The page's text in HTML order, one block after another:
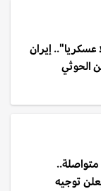
عسكريا".. إيران
الحوثي
13 ليلة متواصلة..
توجيه